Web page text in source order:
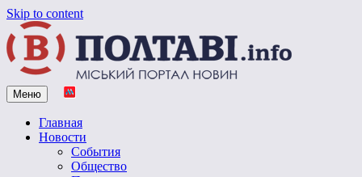
Skip to content
Vpoltave.info
Полтавский портал новостей
Меню
Главная
Новости
События
Общество